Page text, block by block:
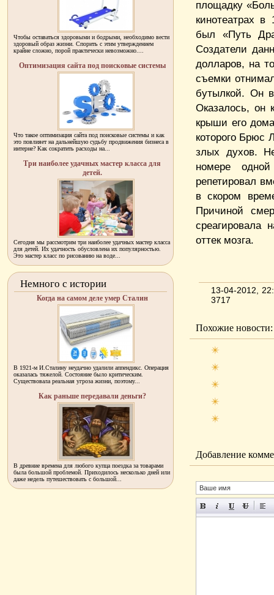
площадку
кинотеатрах
был «Путь
Создатели
долларов, на
съемки
бутылкой. Он
Оказалось, он
крыши его
которого Брюс
злых духов.
номере
репетировал
в скором
Причиной
среагировала
оттек мозга.
13-04-2012,
3717
Похожие новости:
Добавление
Чтобы оставаться здоровыми и бодрыми, необходимо вести
здоровый образ жизни. Спорить с этим утверждением
крайне сложно, порой практически невозможно....
Оптимизация сайта под поисковые системы
Что такое оптимизация сайта под поисковые системы и как
это повлияет на дальнейшую судьбу продвижения бизнеса в
интерне? Как сократить расходы на...
Три наиболее удачных мастер класса для
детей.
Сегодня мы рассмотрим три наиболее удачных мастер класса
для детей. Их удачность обусловлена их популярностью.
Это мастер класс по рисованию на воде...
Немного с истории
Когда на самом деле умер Сталин
В 1921-м И.Сталину неудачно удалили аппендикс. Операция
оказалась тяжелой. Состояние было критическим.
Существовала реальная угроза жизни, поэтому...
Как раньше передавали деньги?
В древние времена для любого купца поездка за товарами
была большой проблемой. Приходилось несколько дней или
даже недель путешествовать с большой...